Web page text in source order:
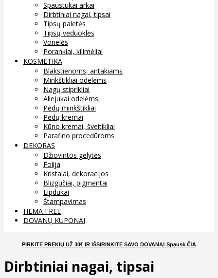
Spaustukai arkai
Dirbtiniai nagai, tipsai
Tipsų paletės
Tipsų vėduoklės
Vonelės
Porankiai, kilimėliai
KOSMETIKA
Blakstienoms, antakiams
Minkštikliai odelėms
Nagų stiprikliai
Aliejukai odelėms
Pėdų minkštikliai
Pėdų kremai
Kūno kremai, šveitikliai
Parafino procedūroms
DEKORAS
Džiovintos gėlytės
Folija
Kristalai, dekoracijos
Blizgučiai, pigmentai
Lipdukai
Štampavimas
HEMA FREE
DOVANŲ KUPONAI
PIRKITE PREKIŲ UŽ 30€ IR IŠSIRINKITE SAVO DOVANĄ! Spausk ČIA
Dirbtiniai nagai, tipsai